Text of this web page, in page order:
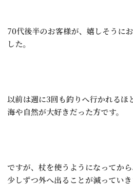
70代後半のお客様が、嬉しそうに
した。
以前は週に3回も釣りへ行かれるほ
海や自然が大好きだった方です。
ですが、杖を使うようになってから
少しずつ外へ出ることが減っていき